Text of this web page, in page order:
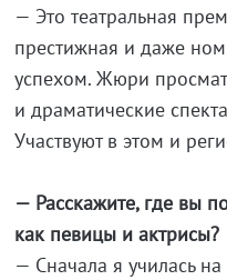
— Это театральная
престижная и даже
успехом. Жюри
и драматические
Участвуют в этом и
— Расскажите, где вы
как певицы и актрисы?
— Сначала я училась